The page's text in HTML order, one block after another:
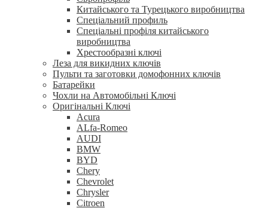
Китайського та Турецького виробництва
Спеціальний профиль
Спеціальні профіля китайського
виробництва
Хрестообразні ключі
Леза для викидних ключів
Пульти та заготовки домофонних ключів
Батарейки
Чохли на Автомобільні Ключі
Оригінальні Ключі
Acura
ALfa-Romeo
AUDI
BMW
BYD
Chery
Chevrolet
Chrysler
Citroen